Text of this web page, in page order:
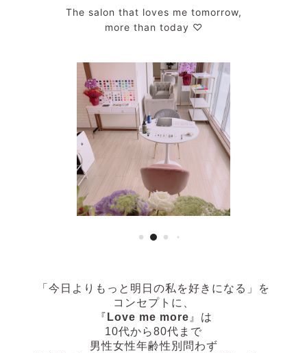
The salon that loves me tomorrow,
more than today ♡
「今日よりもっと明日の私を好きになる」
を
コンセプトに、
『 Love me more 』は
10代から80代まで
男性女性年齢性別問わず